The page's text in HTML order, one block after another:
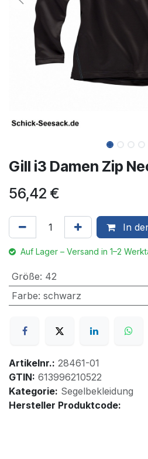
Gill i3 Damen Zip
56,42 €
In
Auf Lager – Versand in 1–2
Größe: 42
Farbe: schwarz
Artikelnr.: 28461-01
GTIN: 613996210522
Kategorie: Segelbekleidung
Hersteller Produktcode: